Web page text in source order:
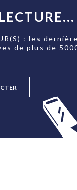
: les
de plus de